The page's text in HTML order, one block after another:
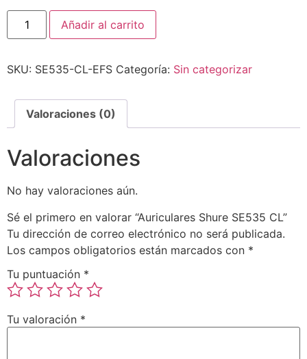
Añadir al carrito
SKU: SE535-CL-EFS Categoría: Sin categorizar
Valoraciones (0)
Valoraciones
No hay valoraciones aún.
Sé el primero en valorar “Auriculares Shure SE535 CL”
Tu dirección de correo electrónico no será publicada.
Los campos obligatorios están marcados con *
Tu puntuación *
Tu valoración *